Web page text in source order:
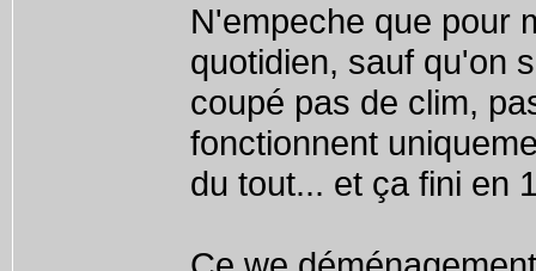
N'empeche que pour
quotidien, sauf qu'on
coupé pas de clim,
fonctionnent
du tout... et ça fini en